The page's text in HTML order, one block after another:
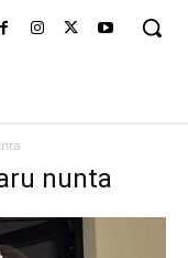
nunta